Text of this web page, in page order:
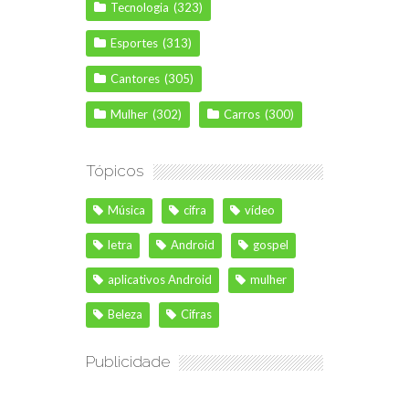
Tecnologia (323)
Esportes (313)
Cantores (305)
Mulher (302) Carros (300)
Tópicos
Música cifra vídeo
letra Android gospel
aplicativos Android mulher
Beleza Cifras
Publicidade